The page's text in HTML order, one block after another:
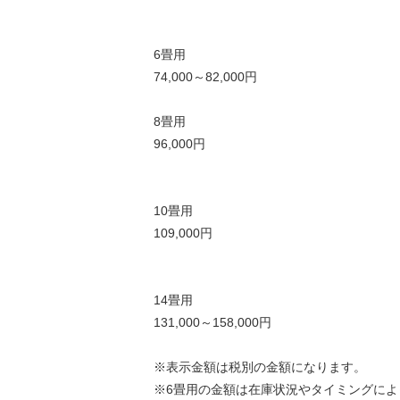
6畳用
74,000～82,000円
8畳用
96,000円
10畳用
109,000円
14畳用
131,000～158,000円
※表示金額は税別の金額になります。
※6畳用の金額は在庫状況やタイミングに